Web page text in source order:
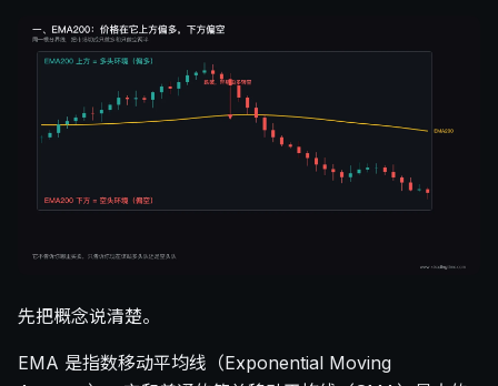
先把概念说清楚。
EMA 是指数移动平均线（Exponential Moving